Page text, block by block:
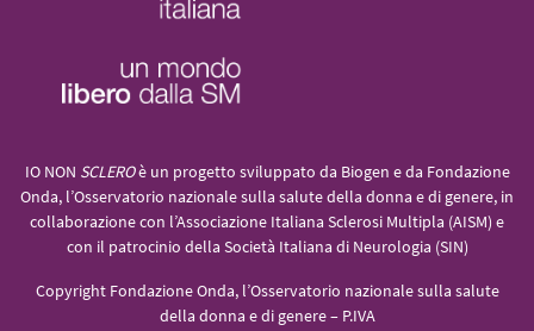
IO NON SCLEROè un progetto sviluppato da Biogen e da Fondazione
Onda, l’Osservatorio nazionale sulla salute della donna e di genere, in
collaborazione con l’Associazione Italiana Sclerosi Multipla (AISM) e
con il patrocinio della Società Italiana di Neurologia (SIN)
Copyright Fondazione Onda, l’Osservatorio nazionale sulla salute
della donna e di genere – P.IVA